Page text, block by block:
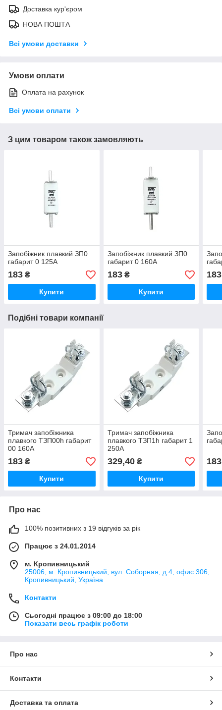
Доставка кур'єром
НОВА ПОШТА
Всі умови доставки
Умови оплати
Оплата на рахунок
Всі умови оплати
З цим товаром також замовляють
Запобіжник плавкий ЗП0
габарит 0 125А
183 ₴
Купити
Запобіжник плавкий ЗП0
габарит 0 160А
183₴
Купити
183
Подібні товари компанії
Тримач запобіжника
плавкого ТЗП00h габарит
00 160А
183 ₴
Купити
Тримач запобіжника
плавкого ТЗП1h габарит 1
250А
329,40₴
Купити
183
Про нас
100% позитивних з 19 відгуків за рік
Працює з 24.01.2014
м. Кропивницький
25006, м. Кропивницький, вул. Соборная, д.4, офис 306,
Кропивницький, Україна
Контакти
Сьогодні працює з 09:00 до 18:00
Показати весь графік роботи
Про нас
Контакти
Доставка та оплата